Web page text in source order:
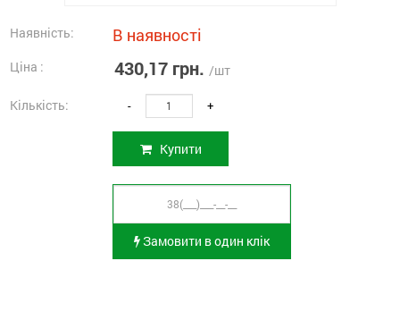
Наявність: В наявності
Ціна : 430,17 грн. /шт
Кількість: - +
Купити
Замовити в один клік